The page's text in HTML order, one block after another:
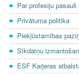
Par profesiju pasauli
Privātuma politika
Piekļūstamības
Sīkdatņu
ESF Karjeras